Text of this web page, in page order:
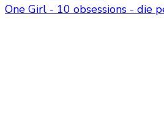
One Girl - 10 obsessions - die